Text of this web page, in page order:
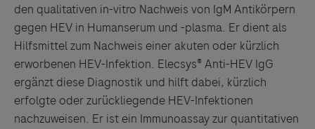
den qualitativen in-vitro Nachweis von IgM Antikörpern
gegen HEV in Humanserum und -plasma. Er dient als
Hilfsmittel zum Nachweis einer akuten oder kürzlich
erworbenen HEV-Infektion. Elecsys® Anti-HEV IgG
ergänzt diese Diagnostik und hilft dabei, kürzlich
erfolgte oder zurückliegende HEV-Infektionen
nachzuweisen. Er ist ein Immunoassay zur quantitativen